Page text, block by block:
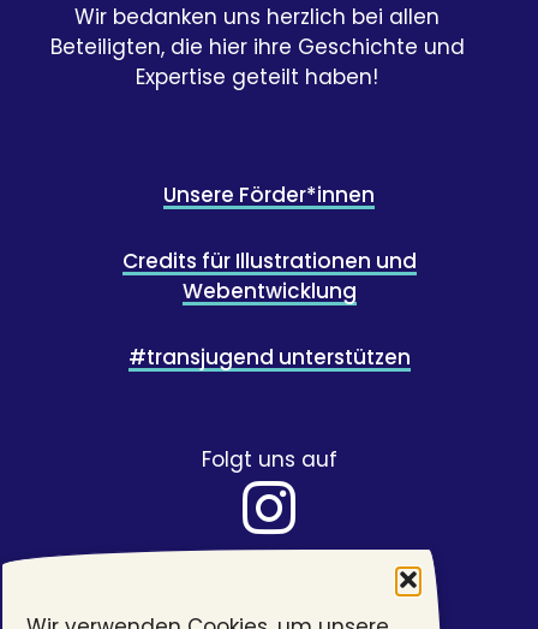
Wir bedanken uns herzlich bei allen
Beteiligten, die hier ihre Geschichte und
Expertise geteilt haben!
Unsere Förder*innen
Credits für Illustrationen und
Webentwicklung
#transjugend unterstützen
Folgt uns auf